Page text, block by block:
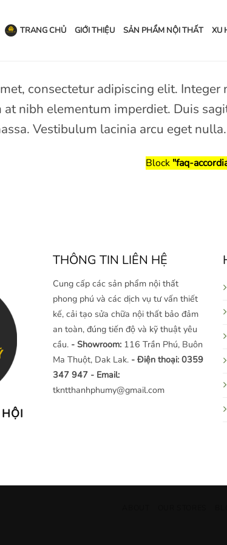
TRANG CHỦ GIỚI THIỆU SẢN PHẨM NỘI THẤT XU
consectetur adipiscing elit.
nibh elementum imperdiet. Duis
Vestibulum lacinia arcu eget nulla.
Block "faq-
THÔNG TIN LIÊN HỆ
Cung cấp các sản phẩm nội thất
phong phú và các dịch vụ tư vấn thiết
kế, cải tạo sửa chữa nội thất bảo đảm
an toàn, đúng tiến độ và kỹ thuật yêu
cầu. - Showroom: 116 Trần Phú, Buôn
Ma Thuột, Dak Lak. - Điện thoại: 0359
347 947 - Email:
tkntthanhphumy@gmail.com